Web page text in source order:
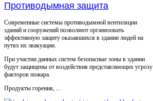
Противодымная защита
Современные системы противодымной вентиляции
зданий и сооружений позволяют организовать
эффективную защиту оказавшихся в здании людей на
путях их эвакуации.
При участии данных систем безопасные зоны в здании
будут защищены от воздействия представляющих угрозу
факторов пожара.
Продукты горения, ...